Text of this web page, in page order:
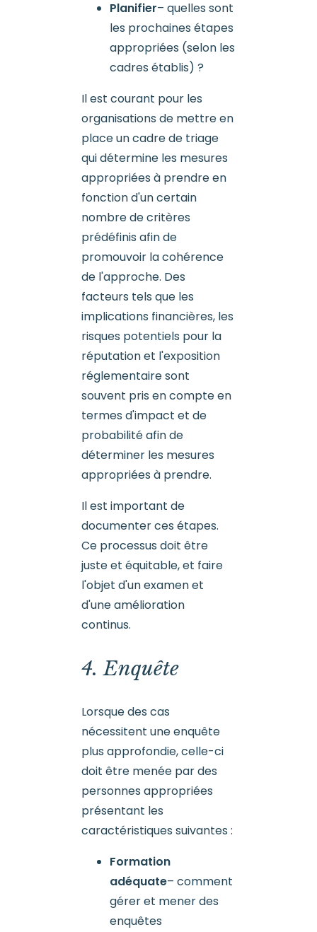
Planifier– quelles sont
les prochaines étapes
appropriées (selon les
cadres établis) ?
Il est courant pour les
organisations de mettre en
place un cadre de triage
qui détermine les mesures
appropriées à prendre en
fonction d'un certain
nombre de critères
prédéfinis afin de
promouvoir la cohérence
de l'approche. Des
facteurs tels que les
implications financières, les
risques potentiels pour la
réputation et l'exposition
réglementaire sont
souvent pris en compte en
termes d'impact et de
probabilité afin de
déterminer les mesures
appropriées à prendre.
Il est important de
documenter ces étapes.
Ce processus doit être
juste et équitable, et faire
l'objet d'un examen et
d'une amélioration
continus.
4. Enquête
Lorsque des cas
nécessitent une enquête
plus approfondie, celle-ci
doit être menée par des
personnes appropriées
présentant les
caractéristiques suivantes :
Formation
adéquate– comment
gérer et mener des
enquêtes